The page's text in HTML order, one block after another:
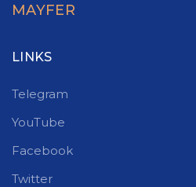
MAYFER
LINKS
Telegram
YouTube
Facebook
Twitter